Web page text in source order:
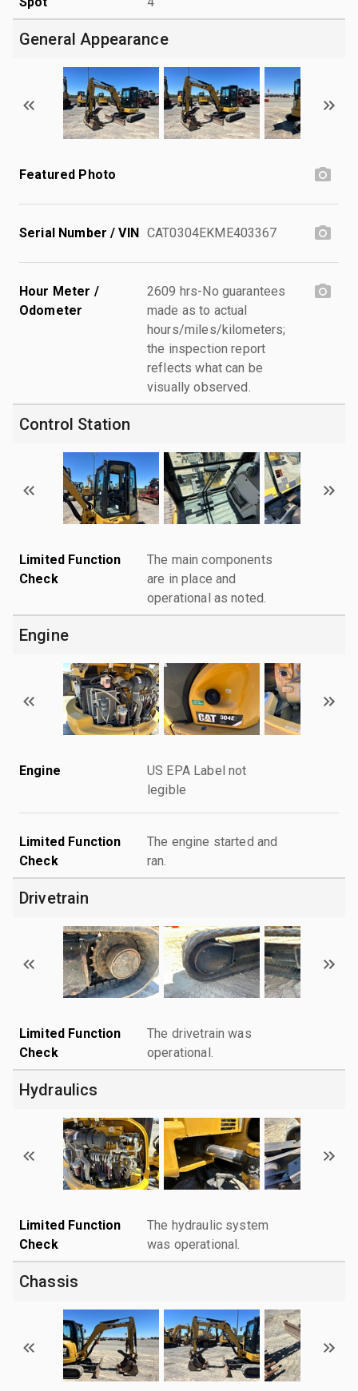
General Appearance
Featured Photo
Serial Number / VIN CAT0304EKME403367
Hour Meter /
Odometer
2609 hrs-No guarantees
made as to actual
hours/miles/kilometers;
the inspection report
reflects what can be
visually observed.
Control Station
Limited Function
Check
The main components
are in place and
operational as noted.
Engine
Engine
US EPA Label not
legible
Limited Function
Check
The engine started and
ran.
Drivetrain
Limited Function
Check
The drivetrain was
operational.
Hydraulics
Limited Function
Check
The hydraulic system
was operational.
Chassis